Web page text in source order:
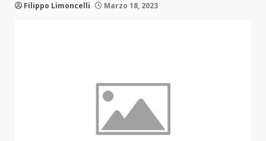
Filippo Limoncelli Marzo 18, 2023